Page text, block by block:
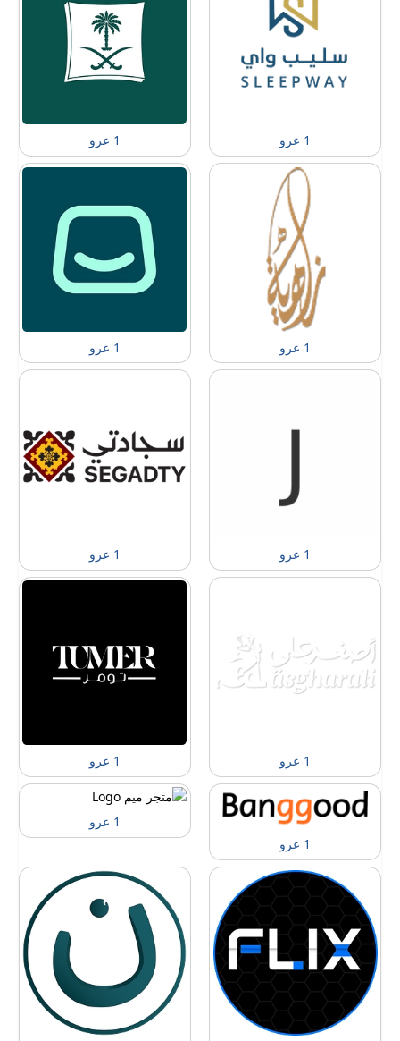
1 عرو 1 عرو
1 عرو 1 عرو
1 عرو 1 عرو
1 عرو 1 عرو
1 عرو
1 عرو